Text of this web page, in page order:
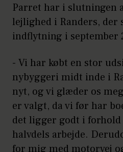
Parret har i slutningen
lejlighed i Randers,
indflytning i september
- Vi har købt en stor
nybyggeri midt inde i
nyt, og vi glæder os
er valgt, da vi før har
det ligger godt i
halvdels arbejde.
for mig med motorvej